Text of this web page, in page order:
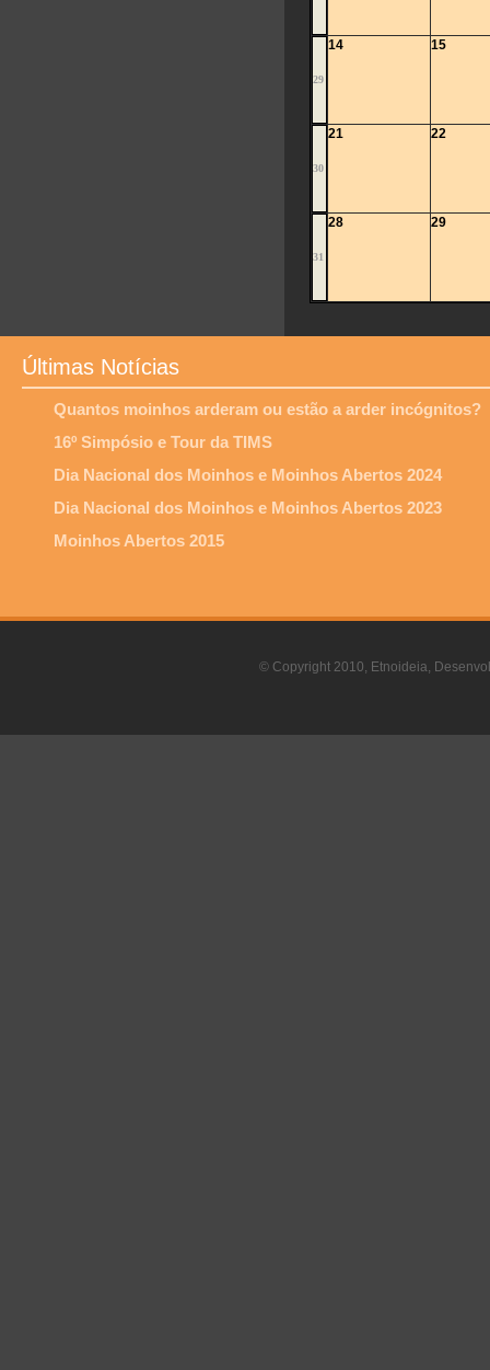
29
14 15
30
21 22
31
28 29
Últimas Notícias
Quantos moinhos arderam ou estão a arder incógnitos?
16º Simpósio e Tour da TIMS
Dia Nacional dos Moinhos e Moinhos Abertos 2024
Dia Nacional dos Moinhos e Moinhos Abertos 2023
Moinhos Abertos 2015
© Copyright 2010, Etnoideia,